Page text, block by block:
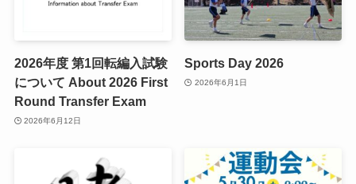
2026年度 第1回転編入試験
について About 2026 First
Round Transfer Exam
2026年6月12日
Sports Day 2026
2026年6月1日